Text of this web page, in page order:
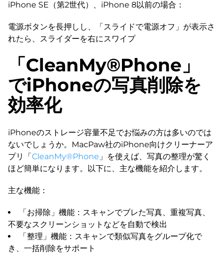
iPhone SE（第2世代）、iPhone 8以前の場合：
電源ボタンを長押しし、「スライドで電源オフ」が表示さ
れたら、スライダーを右にスワイプ
「CleanMy®Phone」
でiPhoneの写真削除を
効率化
iPhoneのストレージ容量不足でお悩みの方は多いのでは
ないでしょうか。MacPaw社のiPhone向けクリーナーア
プリ「CleanMy®Phone 」を使えば、写真の整理が驚く
ほど簡単になります。以下に、主な機能を紹介します。
主な機能：
「お掃除」機能：スキャンでブレた写真、重複写真、
不要なスクリーンショットなどを自動で検出
「整理」機能：スキャンで類似写真をグループ化で
き、一括削除をサポート